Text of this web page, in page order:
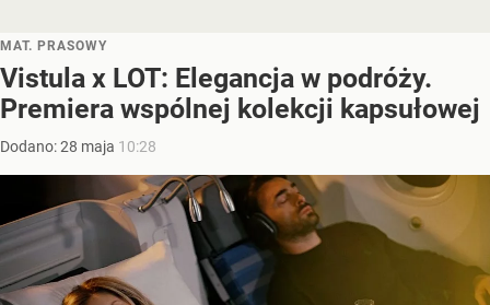
MAT. PRASOWY
Vistula x LOT: Elegancja w podróży.
Premiera wspólnej kolekcji kapsułowej
Dodano:28 maja 10:28